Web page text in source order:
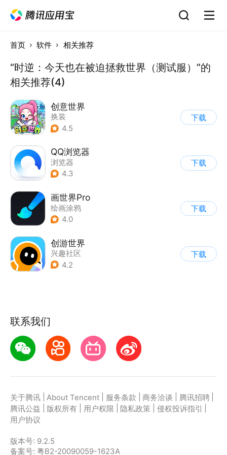
首页 软件 相关推荐
“时逆：今天也在被迫拯救世界（测试服）”的
相关推荐(4)
创意世界
换装
4.5
下载
QQ浏览器
浏览器
4.3
下载
画世界Pro
绘画涂鸦
4.0
下载
创游世界
兴趣社区
4.2
下载
联系我们
关于腾讯 About Tencent 服务条款 商务洽谈 腾讯招聘
腾讯公益
版权所有 用户权限 隐私政策 侵权投诉指引
用户协议
版本号: 9.2.5
备案号: 粤B2-20090059-1623A